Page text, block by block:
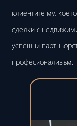
клиентите му,
сделки с
успешни
професионализъм.